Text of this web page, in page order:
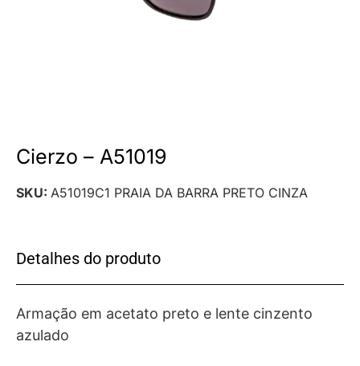
Cierzo – A51019
SKU: A51019C1 PRAIA DA BARRA PRETO CINZA
Detalhes do produto
Armação em acetato preto e lente cinzento
azulado